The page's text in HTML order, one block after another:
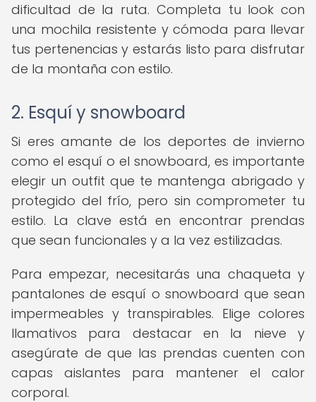
dificultad de la ruta. Completa tu look con
una mochila resistente y cómoda para llevar
tus pertenencias y estarás listo para disfrutar
de la montaña con estilo.
2. Esquí y snowboard
Si eres amante de los deportes de invierno
como el esquí o el snowboard, es importante
elegir un outfit que te mantenga abrigado y
protegido del frío, pero sin comprometer tu
estilo. La clave está en encontrar prendas
que sean funcionales y a la vez estilizadas.
Para empezar, necesitarás una chaqueta y
pantalones de esquí o snowboard que sean
impermeables y transpirables. Elige colores
llamativos para destacar en la nieve y
asegúrate de que las prendas cuenten con
capas aislantes para mantener el calor
corporal.